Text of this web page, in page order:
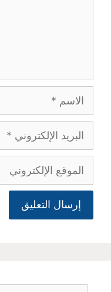
الاسم
البريد
الإلكتروني
الموقع
الإلكتروني